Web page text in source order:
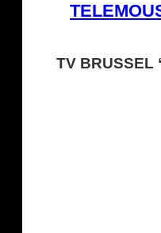
TV BRUSSEL